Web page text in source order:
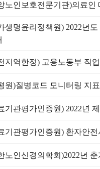
노인보호전문기관)의료인
생명윤리정책원) 2022년
지역한정) 고용노동부 직
원)질병코드 모니터링 지
기관평가인증원) 2022년
기관평가인증원) 환자안
노인신경의학회)2022년